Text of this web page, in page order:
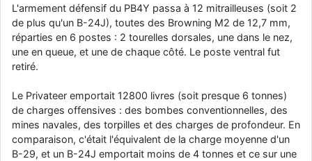
L'armement défensif du PB4Y passa à 12 mitrailleuses (soit 2
de plus qu'un B-24J), toutes des Browning M2 de 12,7 mm,
réparties en 6 postes : 2 tourelles dorsales, une dans le nez,
une en queue, et une de chaque côté. Le poste ventral fut
retiré.
Le Privateer emportait 12800 livres (soit presque 6 tonnes)
de charges offensives : des bombes conventionnelles, des
mines navales, des torpilles et des charges de profondeur. En
comparaison, c'était l'équivalent de la charge moyenne d'un
B-29, et un B-24J emportait moins de 4 tonnes et ce sur une